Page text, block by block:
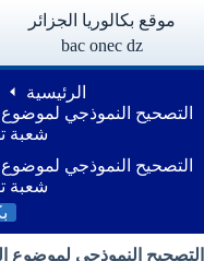
موقع بكالوريا الجزائر
bac onec dz
الرئيسية
شعبة
شعبة